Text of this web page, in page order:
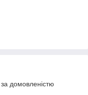
домовленістю